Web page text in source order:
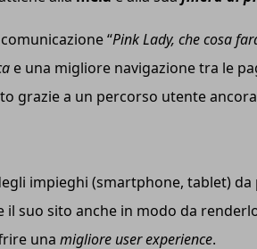
“Pink Lady, che cosa
e una migliore navigazione tra le
grazie a un percorso utente
impieghi (smartphone, tablet)
suo sito anche in modo da
una migliore user experience.